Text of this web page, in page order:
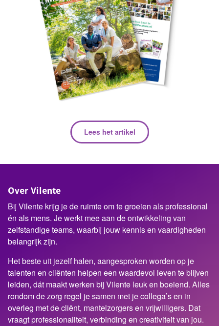
Lees het artikel
Over Vilente
Bij Vilente krijg je de ruimte om te groeien als professional
én als mens. Je werkt mee aan de ontwikkeling van
zelfstandige teams, waarbij jouw kennis en vaardigheden
belangrijk zijn.
Het beste uit jezelf halen, aangesproken worden op je
talenten en cliënten helpen een waardevol leven te blijven
leiden, dát maakt werken bij Vilente leuk en boeiend. Alles
rondom de zorg regel je samen met je collega’s en in
overleg met de cliënt, mantelzorgers en vrijwilligers. Dat
vraagt professionaliteit, verbinding en creativiteit van jou.